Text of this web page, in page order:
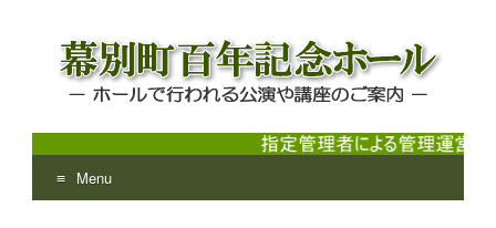
幕別町百年記念ホール
ホールで行われる公演や講座のご案内
Menu